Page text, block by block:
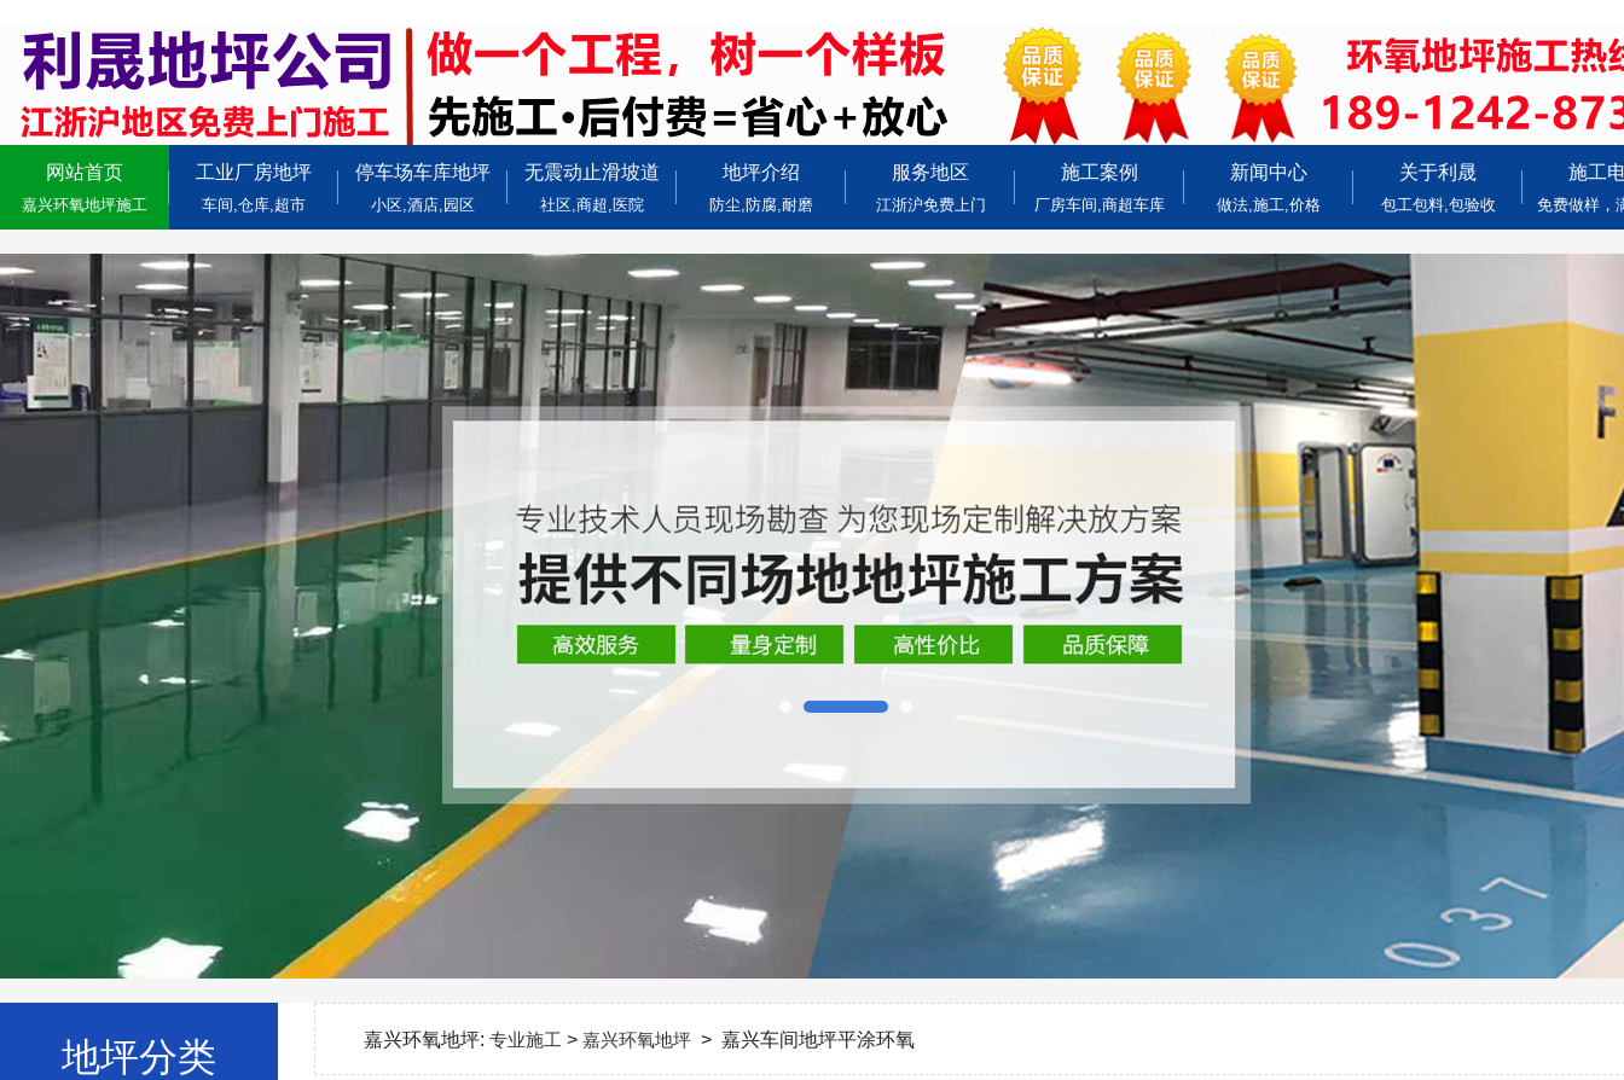
网站首页
嘉兴环氧地坪施工
工业厂房地坪
车间,仓库,超市
停车场车库地坪
小区,酒店,园区
无震动止滑坡道
社区,商超,医院
地坪介绍
防尘,防腐,耐磨
服务地区
江浙沪免费上门
施工案例
厂房车间,商超车库
新闻中心
做法,施工,价格
关于利晟
包工包料,包验收
施工
免费做样，
地坪分类 嘉兴环氧地坪: 专业施工 > 嘉兴环氧地坪 > 嘉兴车间地坪平涂环氧